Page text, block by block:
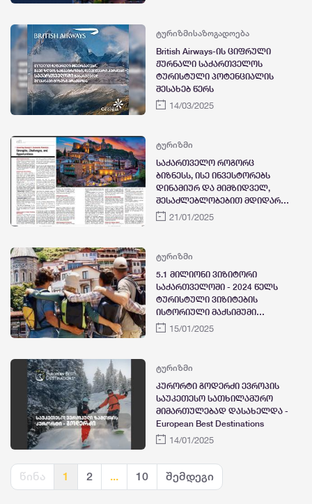
ტურიზმისაზოგადოება
British Airways-ის ციფრული
ჟურნალი საქართველოს
ტურისტული პოტენციალის
შესახებ წერს
14/03/2025
ტურიზმი
საქართველო როგორც
ბიზნესს, ისე ინვესტორებს
დინამიურ და მიმზიდველ,
შესაძლებლობებით მდიდარ
გარემოს სთავაზობს - Capital
21/01/2025
ტურიზმი
5.1 მილიონი ვიზიტორი
საქართველოში - 2024 წელს
ტურისტული ვიზიტების
ისტორიული მაქსიმუმი
დაფიქსირდა
15/01/2025
ტურიზმი
კურორტი გოდერძი ევროპის
საუკეთესო სათხილამურო
მიმართულებად დასახელდა -
European Best Destinations
14/01/2025
წინა 1 2 ... 10 შემდეგი